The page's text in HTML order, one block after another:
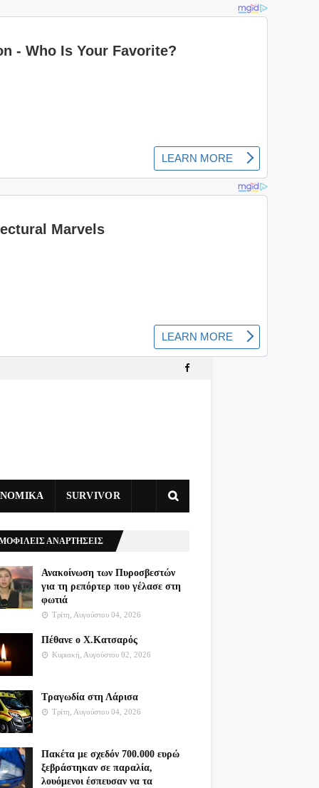
SURVIVOR
ΑΝΑΡΤΗΣΕΙΣ
Ανακοίνωση των Πυροσβεστών
για τη ρεπόρτερ που γέλασε στη
φωτιά
Τρίτη, Αυγούστου 04, 2026
Πέθανε ο Χ.Κατσαρός
Κυριακή, Αυγούστου 02, 2026
Τραγωδία στη Λάρισα
Τρίτη, Αυγούστου 04, 2026
Πακέτα με σχεδόν 700.000 ευρώ
ξεβράστηκαν σε παραλία,
λουόμενοι έσπευσαν να τα